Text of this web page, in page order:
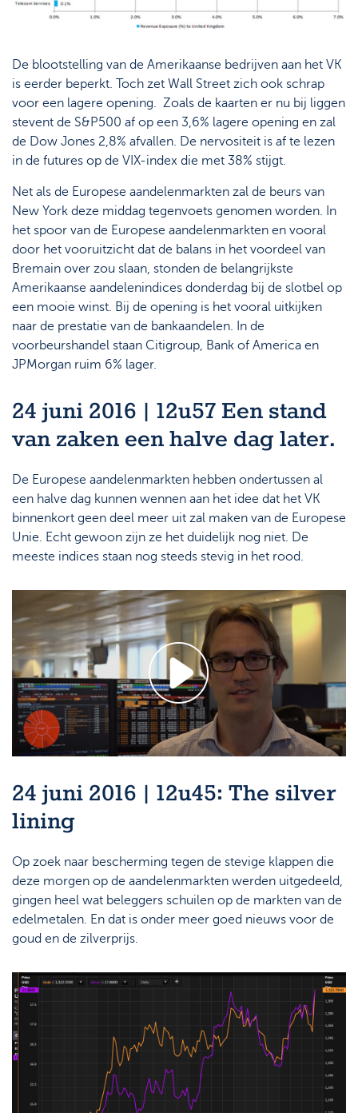
De blootstelling van de Amerikaanse bedrijven aan het VK
is eerder beperkt. Toch zet Wall Street zich ook schrap
voor een lagere opening. Zoals de kaarten er nu bij liggen
stevent de S&P500 af op een 3,6% lagere opening en zal
de Dow Jones 2,8% afvallen. De nervositeit is af te lezen
in de futures op de VIX-index die met 38% stijgt.
Net als de Europese aandelenmarkten zal de beurs van
New York deze middag tegenvoets genomen worden. In
het spoor van de Europese aandelenmarkten en vooral
door het vooruitzicht dat de balans in het voordeel van
Bremain over zou slaan, stonden de belangrijkste
Amerikaanse aandelenindices donderdag bij de slotbel op
een mooie winst. Bij de opening is het vooral uitkijken
naar de prestatie van de bankaandelen. In de
voorbeurshandel staan Citigroup, Bank of America en
JPMorgan ruim 6% lager.
24 juni 2016 | 12u57 Een stand
van zaken een halve dag later.
De Europese aandelenmarkten hebben ondertussen al
een halve dag kunnen wennen aan het idee dat het VK
binnenkort geen deel meer uit zal maken van de Europese
Unie. Echt gewoon zijn ze het duidelijk nog niet. De
meeste indices staan nog steeds stevig in het rood.
24 juni 2016 | 12u45: The silver
lining
Op zoek naar bescherming tegen de stevige klappen die
deze morgen op de aandelenmarkten werden uitgedeeld,
gingen heel wat beleggers schuilen op de markten van de
edelmetalen. En dat is onder meer goed nieuws voor de
goud en de zilverprijs.